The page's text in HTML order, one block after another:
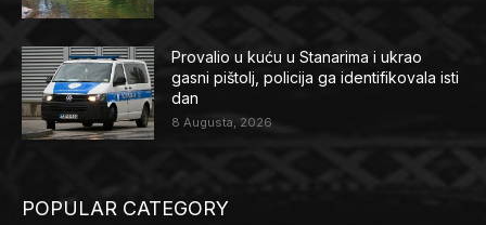
Provalio u kuću u Stanarima i ukrao
gasni pištolj, policija ga identifikovala isti
dan
8 Augusta, 2026
POPULAR CATEGORY